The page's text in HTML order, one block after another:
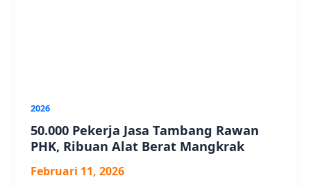
2026
50.000 Pekerja Jasa Tambang Rawan
PHK, Ribuan Alat Berat Mangkrak
Februari 11, 2026